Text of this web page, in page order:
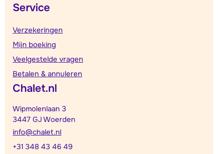
Service
Verzekeringen
Mijn boeking
Veelgestelde vragen
Betalen & annuleren
Chalet.nl
Wipmolenlaan 3
3447 GJ Woerden
info@chalet.nl
+31 348 43 46 49